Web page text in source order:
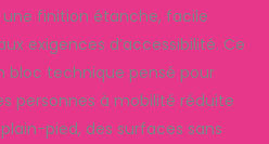
une finition étanche, facile
exigences d’accessibilité. Ce
bloc technique pensé pour
personnes à mobilité réduite
pied, des surfaces sans